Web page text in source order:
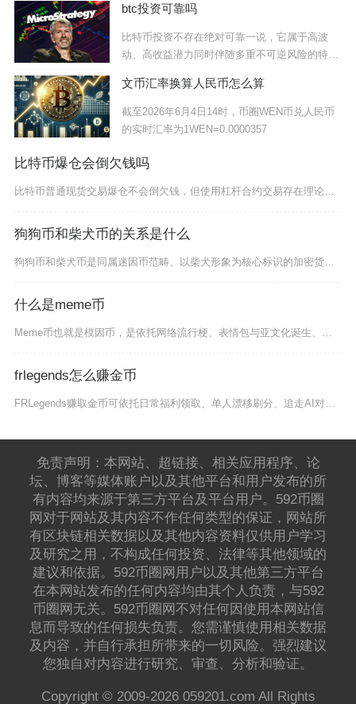
btc投资可靠吗
比特币投资不存在绝对可靠一说，它属于高波
动、高收益潜力同时伴随多重不可逆风险的特殊
文币汇率换算人民币怎么算
截至2026年6月4日14时，币圈WEN币兑人民币
的实时汇率为1WEN=0.0000357
比特币爆仓会倒欠钱吗
狗狗币和柴犬币的关系是什么
狗狗币和柴犬币是同属迷因币范畴、以柴犬形象为核心标识的加密货币，两者存在直接的传承与竞争关
什么是meme币
frlegends怎么赚金币
免责声明：本网站、超链接、相关应用程序、论
坛、博客等媒体账户以及其他平台和用户发布的所
有内容均来源于第三方平台及平台用户。592币圈
网对于网站及其内容不作任何类型的保证，网站所
有区块链相关数据以及其他内容资料仅供用户学习
及研究之用，不构成任何投资、法律等其他领域的
建议和依据。592币圈网用户以及其他第三方平台
在本网站发布的任何内容均由其个人负责，与592
币圈网无关。592币圈网不对任何因使用本网站信
息而导致的任何损失负责。您需谨慎使用相关数据
及内容，并自行承担所带来的一切风险。强烈建议
您独自对内容进行研究、审查、分析和验证。
Copyright © 2009-2026 059201.com All Rights